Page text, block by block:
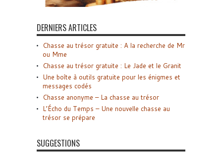
DERNIERS ARTICLES
Chasse au trésor gratuite : A la recherche de Mr
ou Mme
Chasse au trésor gratuite : Le Jade et le Granit
Une boîte à outils gratuite pour les énigmes et
messages codés
Chasse anonyme – La chasse au trésor
L’Écho du Temps – Une nouvelle chasse au
trésor se prépare
SUGGESTIONS